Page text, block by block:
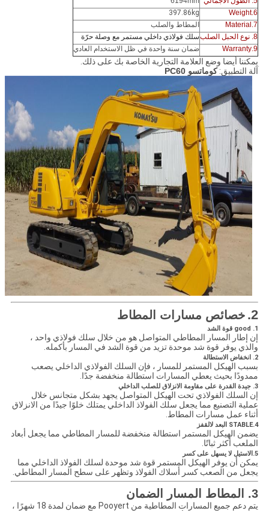
6.Weight
397.86kg
7.Material
المطاط والصلب
8. نوع الحبل الصلب
سلك فولاذي داخلي مستمر مع وصلة حرّة
9.Warranty
ضمان سنة واحدة في ظل الاستخدام العادي
يمكننا أيضا وضع العلامة التجارية الخاصة بك على ذلك.
آلة التطبيق:كوماتسو PC60
2. خصائص مسارات المطاط
1. good قوة الشد
إن إطار المسار المطاطي المتواصل هو من خلال سلك فولاذي واحد ،
والذي يوفر قوة شد موحدة تزيد من قوة الشد في المسار بأكمله.
2. انخفاض الاستطالة
بسبب الهيكل المستمر للمسار ، فإن السلك الفولاذي الداخلي يصعب
ممدودًا بحيث يعطي المسارات استطالة منخفضة جدًا.
3. جيدة القدرة على مقاومة الانزلاق للصلب الداخلي
إن السلك الفولاذي تحت الهيكل المتواصل يجهد بشكل متجانس خلال
عملية التصنيع مما يجعل سلك الفولاذ الداخلي يمتلك خلوًا جيدًا من الانزلاق
أثناء عمل مسارات المطاط.
4.STABLE البعد لالقفز
يضمن الهيكل المستمر استطالة منخفضة للمسار المطاطي مما يجعل أبعاد
الملعب أكثر ثباتًا.
5.الاستيل لا يسهل على كسر
يمكن أن يوفر الهيكل المستمر قوة شد موحدة لسلك الفولاذ الداخلي مما
يجعل من الصعب كسر أسلاك الفولاذ وتظهر على سطح المسار المطاطي.
3. المطاط المسار الضمان
يتم دعم جميع المسارات المطاطية من Pooyert مع ضمان لمدة 18 شهرًا ،